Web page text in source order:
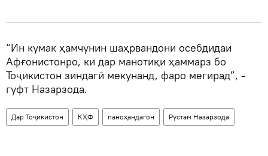
“Ин кумак ҳамчунин шаҳрвандони осебдидаи
Афғонистонро, ки дар манотиқи ҳаммарз бо
Тоҷикистон зиндагӣ мекунанд, фаро мегирад”, -
гуфт Назарзода.
Дар Тоҷикистон КҲФ паноҳандагон Рустам Назарзода